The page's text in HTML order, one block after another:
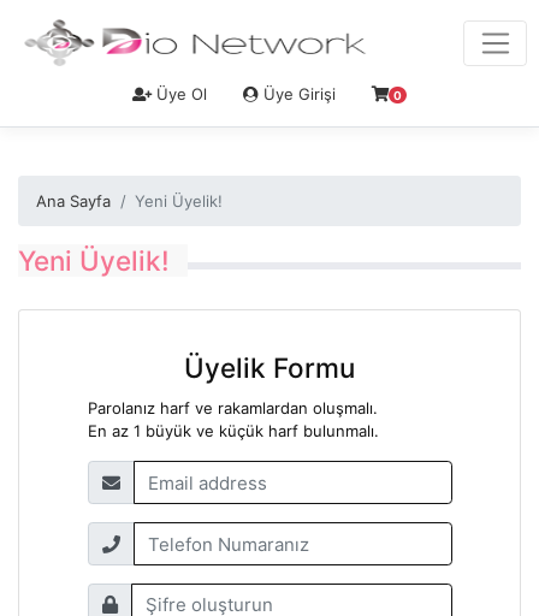
Üye Ol Üye Girişi 0
Ana Sayfa Yeni Üyelik!
Yeni Üyelik!
Üyelik Formu
Parolanız harf ve rakamlardan oluşmalı.
En az 1 büyük ve küçük harf bulunmalı.